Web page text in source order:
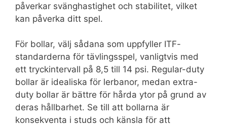
påverkar svänghastighet och stabilitet, vilket
kan påverka ditt spel.
För bollar, välj sådana som uppfyller ITF-
standarderna för tävlingsspel, vanligtvis med
ett tryckintervall på 8,5 till 14 psi. Regular-duty
bollar är idealiska för lerbanor, medan extra-
duty bollar är bättre för hårda ytor på grund av
deras hållbarhet. Se till att bollarna är
konsekventa i studs och känsla för att